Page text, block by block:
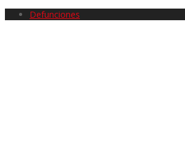
Defunciones